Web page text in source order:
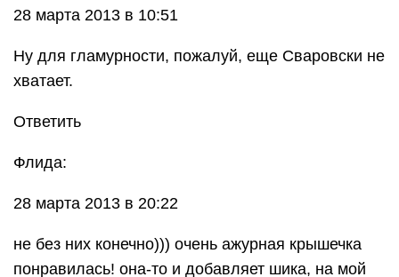
28 марта 2013 в 10:51
Ну для гламурности, пожалуй, еще Сваровски не
хватает.
Ответить
Флида:
28 марта 2013 в 20:22
не без них конечно))) очень ажурная крышечка
понравилась! она-то и добавляет шика, на мой